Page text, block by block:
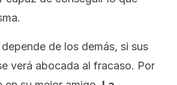
de los demás, si sus
verá abocada al fracaso. Por